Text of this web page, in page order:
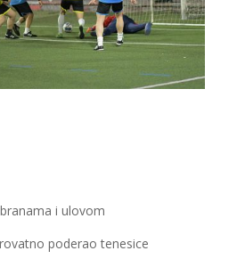
i ulovom
poderao tenesice